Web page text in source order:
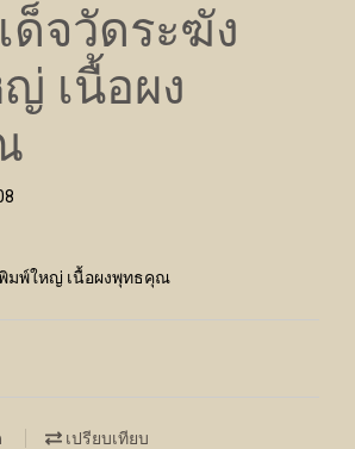
ด็จวัดระฆัง
เนื้อผง
มพ์ใหญ่ เนื้อผงพุทธคุณ
เปรียบเทียบ